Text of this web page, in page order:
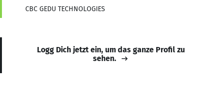
CBC GEDU TECHNOLOGIES
Logg Dich jetzt ein, um das ganze Profil zu
sehen.